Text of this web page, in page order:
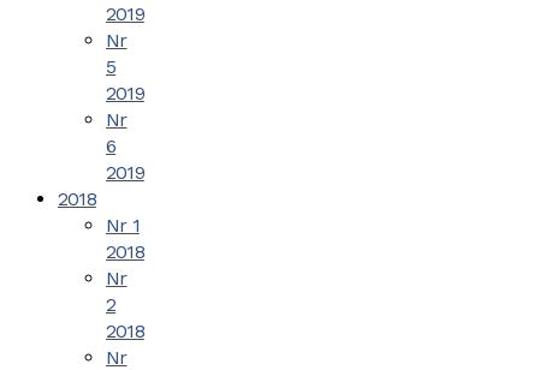
2019
Nr
5
2019
Nr
6
2019
2018
Nr 1
2018
Nr
2
2018
Nr